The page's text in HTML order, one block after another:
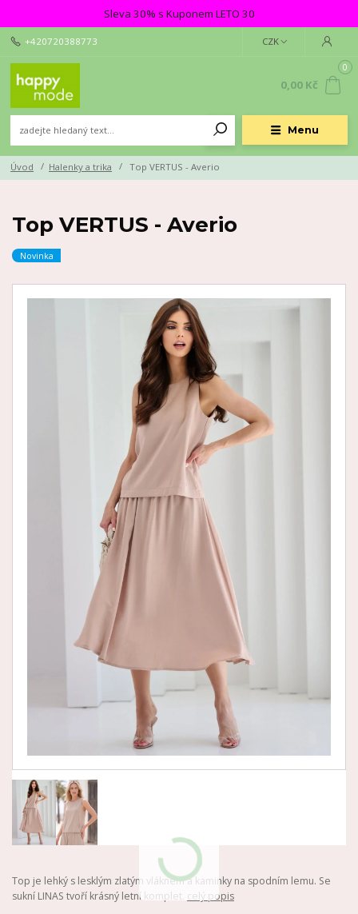
Sleva 30% s Kuponem LETO 30
Menu
CZK
+420720388773
0
0,00 Kč
Úvod Halenky a trika Top VERTUS - Averio
Top VERTUS - Averio
Novinka
Top je lehký s lesklým zlatým vláknem a kaminky na spodním lemu. Se
sukní LINAS tvoří krásný letní komplet. celý popis